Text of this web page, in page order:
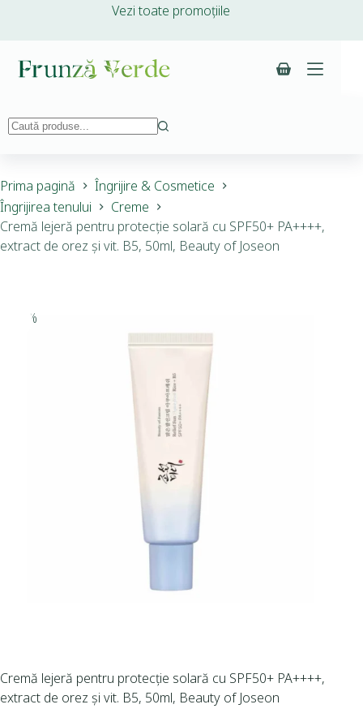
Vezi toate promoțiile
Prima pagină
Îngrijire & Cosmetice
Îngrijirea tenului
Creme
Cremă lejeră pentru protecție solară cu SPF50+ PA++++,
extract de orez și vit. B5, 50ml, Beauty of Joseon
-20%
Cremă lejeră pentru protecție solară cu SPF50+ PA++++,
extract de orez și vit. B5, 50ml, Beauty of Joseon